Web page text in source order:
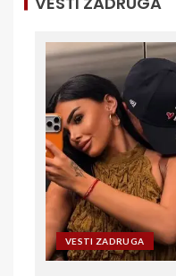
VESTI ZADRUGA